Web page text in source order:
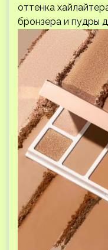
оттенка
бронзера и пудры